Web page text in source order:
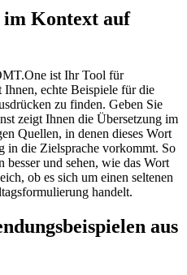
im Kontext auf
ist Ihr Tool für
echte Beispiele für die
zu finden. Geben Sie
zeigt Ihnen die Übersetzung im
Quellen, in denen dieses Wort
in die Zielsprache vorkommt. So
besser und sehen, wie das Wort
ob es sich um einen seltenen
handelt.
aus